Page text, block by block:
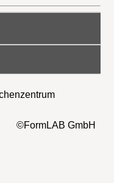
©FormLAB GmbH